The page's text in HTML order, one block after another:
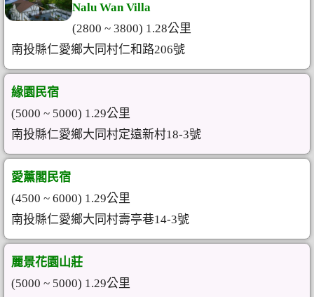
Nalu Wan Villa
(2800 ~ 3800) 1.28公里
南投縣仁愛鄉大同村仁和路206號
緣園民宿
(5000 ~ 5000) 1.29公里
南投縣仁愛鄉大同村定遠新村18-3號
愛薰閣民宿
(4500 ~ 6000) 1.29公里
南投縣仁愛鄉大同村壽亭巷14-3號
麗景花園山莊
(5000 ~ 5000) 1.29公里